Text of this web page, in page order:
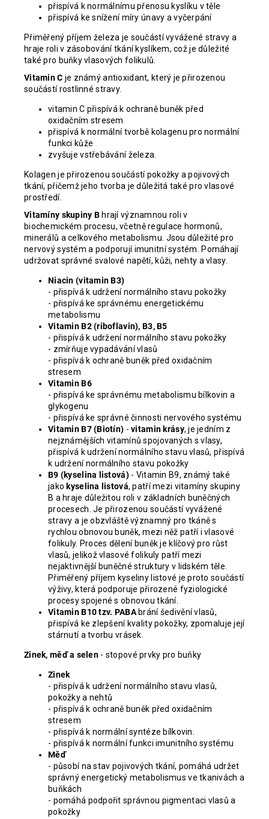
přispívá k normálnímu přenosu kyslíku v těle
přispívá ke snížení míry únavy a vyčerpání
Přiměřený příjem železa je součástí vyvážené stravy a
hraje roli v zásobování tkání kyslíkem, což je důležité
také pro buňky vlasových folikulů.
Vitamin C je známý antioxidant, který je přirozenou
součástí rostlinné stravy.
vitamin C přispívá k ochraně buněk před
oxidačním stresem
přispívá k normální tvorbě kolagenu pro normální
funkci kůže
zvyšuje vstřebávání železa.
Kolagen je přirozenou součástí pokožky a pojivových
tkání, přičemž jeho tvorba je důležitá také pro vlasové
prostředí.
Vitamíny skupiny Bhrají významnou roli v
biochemickém procesu, včetně regulace hormonů,
minerálů a celkového metabolismu. Jsou důležité pro
nervový systém a podporují imunitní systém. Pomáhají
udržovat správné svalové napětí, kůži, nehty a vlasy.
Niacin (vitamin B3)
- přispívá k udržení normálního stavu pokožky
- přispívá ke správnému energetickému
metabolismu
Vitamin B2 (riboflavin), B3, B5
- přispívá k udržení normálního stavu pokožky
- zmírňuje vypadávání vlasů
- přispívá k ochraně buněk před oxidačním
stresem
Vitamin B6
- přispívá ke správnému metabolismu bílkovin a
glykogenu
- přispívá ke správné činnosti nervového systému
Vitamin B7 (Biotín) -vitamin krásy, je jedním z
nejznámějších vitamínů spojovaných s vlasy,
přispívá k udržení normálního stavu vlasů, přispívá
k udržení normálního stavu pokožky
B9 (kyselina listová)- Vitamin B9, známý také
jakokyselina listová, patří mezi vitamíny skupiny
B a hraje důležitou roli v základních buněčných
procesech. Je přirozenou součástí vyvážené
stravy a je obzvláště významný pro tkáně s
rychlou obnovou buněk, mezi něž patří i vlasové
folikuly. Proces dělení buněk je klíčový pro růst
vlasů, jelikož vlasové folikuly patří mezi
nejaktivnější buněčné struktury v lidském těle.
Přiměřený příjem kyseliny listové je proto součástí
výživy, která podporuje přirozené fyziologické
procesy spojené s obnovou tkání.
Vitamin B10 tzv. PABAbrání šedivění vlasů,
přispívá ke zlepšení kvality pokožky, zpomaluje její
stárnutí a tvorbu vrásek.
Zinek, měď a selen - stopové prvky pro buňky
Zinek
- přispívá k udržení normálního stavu vlasů,
pokožky a nehtů
- přispívá k ochraně buněk před oxidačním
stresem
- přispívá k normální syntéze bílkovin.
- přispívá k normální funkci imunitního systému
Měď
- působí na stav pojivových tkání, pomáhá udržet
správný energetický metabolismus ve tkanivách a
buňkách
- pomáhá podpořit správnou pigmentaci vlasů a
pokožky